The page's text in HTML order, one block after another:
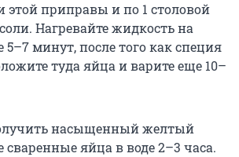
этой приправы и по 1 столовой
Нагревайте жидкость на
минут, после того как специя
туда яйца и варите еще 10–
насыщенный желтый
сваренные яйца в воде 2–3 часа.